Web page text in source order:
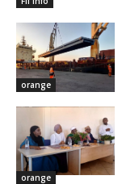
orange
orange